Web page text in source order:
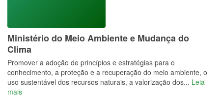
Ministério do Meio Ambiente e Mudança do
Clima
Promover a adoção de princípios e estratégias para o
conhecimento, a proteção e a recuperação do meio ambiente, o
uso sustentável dos recursos naturais, a valorização dos... Leia
mais